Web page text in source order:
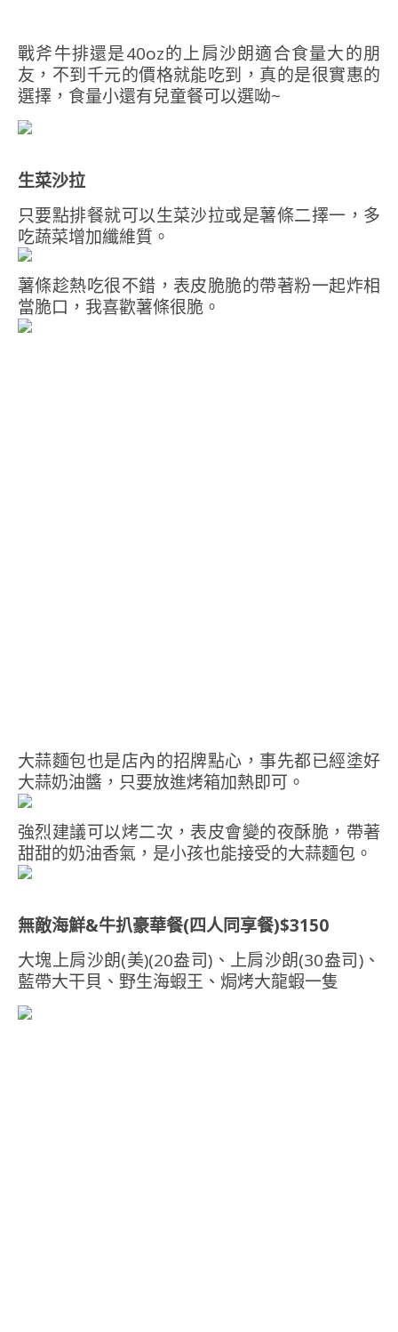
戰斧牛排還是40oz的上肩沙朗適合食量大的朋
友，不到千元的價格就能吃到，真的是很實惠的
選擇，食量小還有兒童餐可以選呦~
生菜沙拉
只要點排餐就可以生菜沙拉或是薯條二擇一，多
吃蔬菜增加纖維質。
薯條趁熱吃很不錯，表皮脆脆的帶著粉一起炸相
當脆口，我喜歡薯條很脆。
大蒜麵包也是店內的招牌點心，事先都已經塗好
大蒜奶油醬，只要放進烤箱加熱即可。
強烈建議可以烤二次，表皮會變的夜酥脆，帶著
甜甜的奶油香氣，是小孩也能接受的大蒜麵包。
無敵海鮮&牛扒豪華餐(四人同享餐)$3150
大塊上肩沙朗(美)(20盎司)、上肩沙朗(30盎司)、
藍帶大干貝、野生海蝦王、焗烤大龍蝦一隻